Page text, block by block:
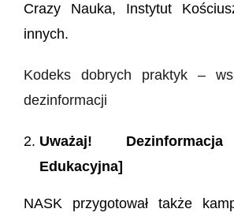
Crazy Nauka, Instytut
innych.
Kodeks dobrych praktyk –
dezinformacji
Uważaj!
Edukacyjna]
NASK przygotował także